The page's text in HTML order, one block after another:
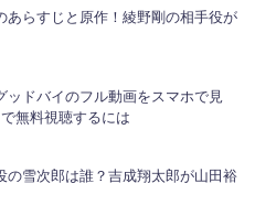
あらすじと原作！綾野剛の相手役が
ッドバイのフル動画をスマホで見
無料視聴するには
の雪次郎は誰？吉成翔太郎が山田裕